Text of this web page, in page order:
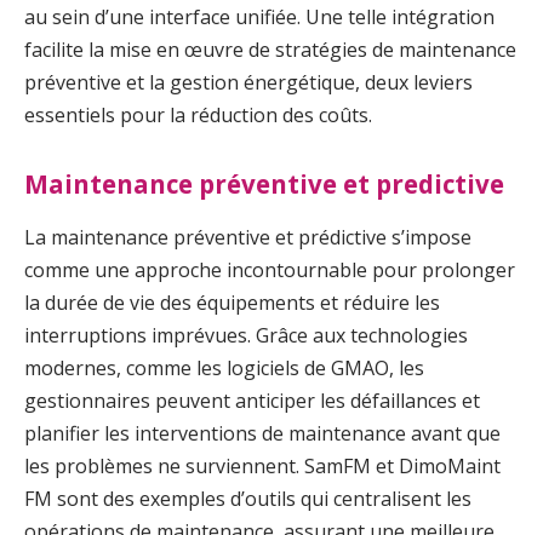
au sein d’une interface unifiée. Une telle intégration
facilite la mise en œuvre de stratégies de maintenance
préventive et la gestion énergétique, deux leviers
essentiels pour la réduction des coûts.
Maintenance préventive et predictive
La maintenance préventive et prédictive s’impose
comme une approche incontournable pour prolonger
la durée de vie des équipements et réduire les
interruptions imprévues. Grâce aux technologies
modernes, comme les logiciels de GMAO, les
gestionnaires peuvent anticiper les défaillances et
planifier les interventions de maintenance avant que
les problèmes ne surviennent. SamFM et DimoMaint
FM sont des exemples d’outils qui centralisent les